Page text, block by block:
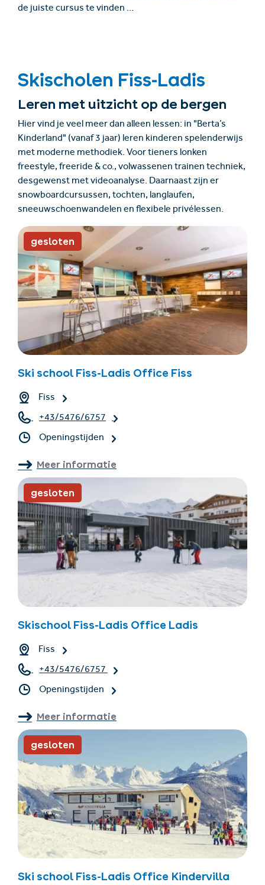
de juiste cursus te vinden …
Skischolen Fiss-Ladis
Leren met uitzicht op de bergen
Hier vind je veel meer dan alleen lessen: in "Berta’s
Kinderland" (vanaf 3 jaar) leren kinderen spelenderwijs
met moderne methodiek. Voor tieners lonken
freestyle, freeride & co., volwassenen trainen techniek,
desgewenst met videoanalyse. Daarnaast zijn er
snowboardcursussen, tochten, langlaufen,
sneeuwschoenwandelen en flexibele privélessen.
gesloten
Ski school Fiss-Ladis Office Fiss
Fiss
+43/5476/6757
Openingstijden
Meer informatie
gesloten
Skischool Fiss-Ladis Office Ladis
Fiss
+43/5476/6757
Openingstijden
Meer informatie
gesloten
Ski school Fiss-Ladis Office Kindervilla